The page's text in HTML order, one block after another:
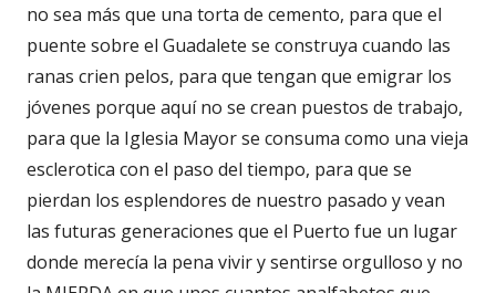
no sea más que una torta de cemento, para que el
puente sobre el Guadalete se construya cuando las
ranas crien pelos, para que tengan que emigrar los
jóvenes porque aquí no se crean puestos de trabajo,
para que la Iglesia Mayor se consuma como una vieja
esclerotica con el paso del tiempo, para que se
pierdan los esplendores de nuestro pasado y vean
las futuras generaciones que el Puerto fue un lugar
donde merecía la pena vivir y sentirse orgulloso y no